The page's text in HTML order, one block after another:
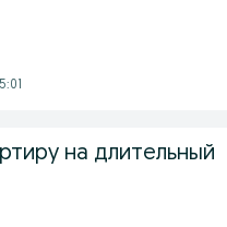
на длительный